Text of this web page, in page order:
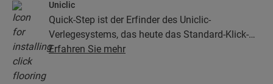
Uniclic
Quick-Step ist der Erfinder des Uniclic-
Verlegesystems, das heute das Standard-Klick-
System ist. Mit dem revolutionären und
Erfahren Sie mehr